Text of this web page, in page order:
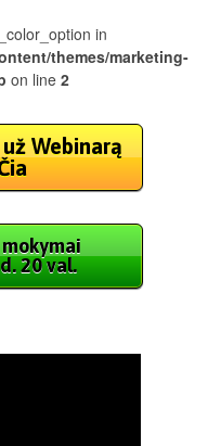
in
themes/marketing-
on line 2
Webinarą
20 val.